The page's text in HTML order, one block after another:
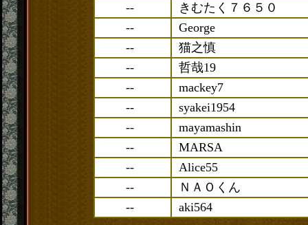
--
きむたく７６５０
--
George
--
猫之慎
--
哲哉19
--
mackey7
--
syakei1954
--
mayamashin
--
MARSA
--
Alice55
--
ＮＡＯくん
--
aki564